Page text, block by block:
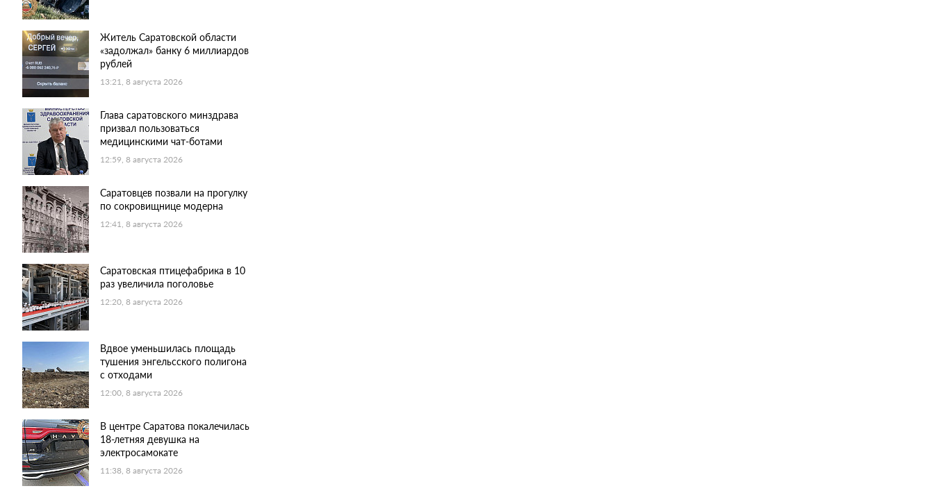
Житель Саратовской области
«задолжал» банку 6 миллиардов
рублей
13:21, 8 августа 2026
Глава саратовского минздрава
призвал пользоваться
медицинскими чат-ботами
12:59, 8 августа 2026
Саратовцев позвали на прогулку
по сокровищнице модерна
12:41, 8 августа 2026
Саратовская птицефабрика в 10
раз увеличила поголовье
12:20, 8 августа 2026
Вдвое уменьшилась площадь
тушения энгельсского полигона
с отходами
12:00, 8 августа 2026
В центре Саратова покалечилась
18-летняя девушка на
электросамокате
11:38, 8 августа 2026